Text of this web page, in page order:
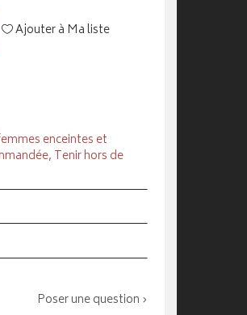
Ajouter à Ma liste
enceintes et
Tenir hors de
Poser une question ›